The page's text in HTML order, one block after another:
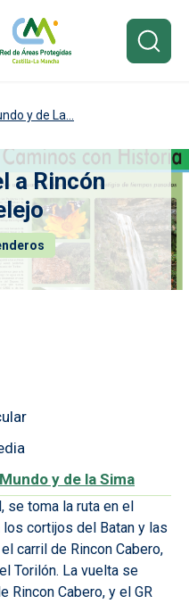
y de La...
a Rincón
y de la Sima
se toma la ruta en el
cortijos del Batan y las
carril de Rincon Cabero,
Torilón. La vuelta se
Rincon Cabero, y el GR